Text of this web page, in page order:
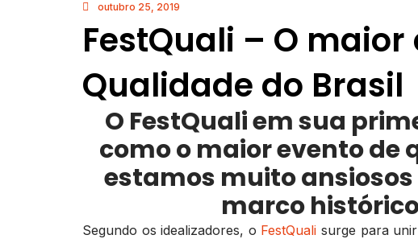
outubro 25, 2019
FestQuali – O
Qualidade do Brasil
O FestQuali em sua
como o maior evento de
estamos muito
marco
Segundo os idealizadores, o FestQuali surge para